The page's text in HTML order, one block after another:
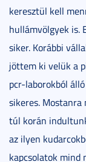
keresztül kell
hullámvölgyek is.
siker. Korábbi
jöttem ki velük a
pcr-laborokból
sikeres.
túl korán
az ilyen
kapcsolatok mind